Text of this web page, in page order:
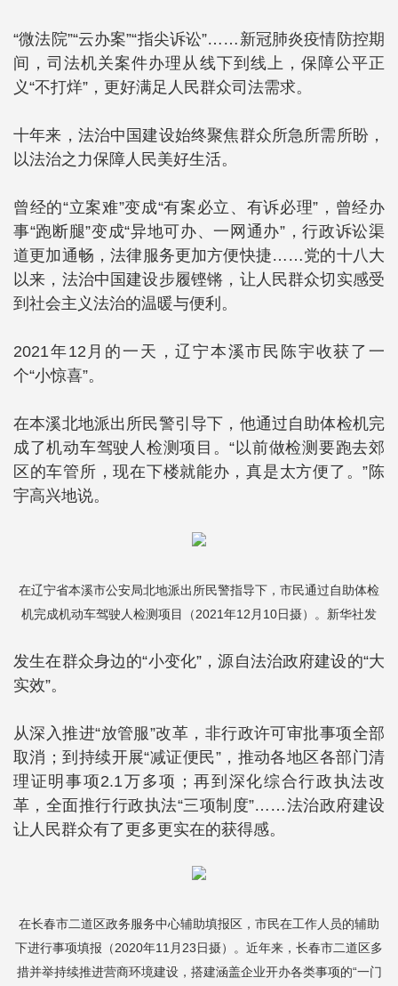
“微法院”“云办案”“指尖诉讼”……新冠肺炎疫情防控期
间，司法机关案件办理从线下到线上，保障公平正
义“不打烊”，更好满足人民群众司法需求。
十年来，法治中国建设始终聚焦群众所急所需所盼，
以法治之力保障人民美好生活。
曾经的“立案难”变成“有案必立、有诉必理”，曾经办
事“跑断腿”变成“异地可办、一网通办”，行政诉讼渠
道更加通畅，法律服务更加方便快捷……党的十八大
以来，法治中国建设步履铿锵，让人民群众切实感受
到社会主义法治的温暖与便利。
2021年12月的一天，辽宁本溪市民陈宇收获了一
个“小惊喜”。
在本溪北地派出所民警引导下，他通过自助体检机完
成了机动车驾驶人检测项目。“以前做检测要跑去郊
区的车管所，现在下楼就能办，真是太方便了。”陈
宇高兴地说。
在辽宁省本溪市公安局北地派出所民警指导下，市民通过自助体检
机完成机动车驾驶人检测项目（2021年12月10日摄）。新华社发
发生在群众身边的“小变化”，源自法治政府建设的“大
实效”。
从深入推进“放管服”改革，非行政许可审批事项全部
取消；到持续开展“减证便民”，推动各地区各部门清
理证明事项2.1万多项；再到深化综合行政执法改
革，全面推行行政执法“三项制度”……法治政府建设
让人民群众有了更多更实在的获得感。
在长春市二道区政务服务中心辅助填报区，市民在工作人员的辅助
下进行事项填报（2020年11月23日摄）。近年来，长春市二道区多
措并举持续推进营商环境建设，搭建涵盖企业开办各类事项的“一门